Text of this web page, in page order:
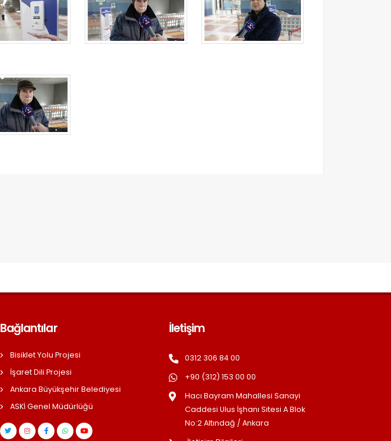
Bağlantılar
Bisiklet Yolu Projesi
İşaret Dili Projesi
Ankara Büyükşehir Belediyesi
ASKİ Genel Müdürlüğü
İletişim
0312 306 84 00
+90 (312) 153 00 00
Hacı Bayram Mahallesi Sanayi
Caddesi Ulus İşhanı Sitesi A Blok
No:2 Altındağ / Ankara